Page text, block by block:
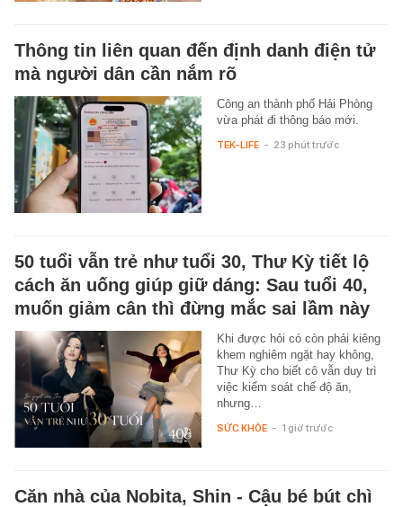
Thông tin liên quan đến định danh điện tử
mà người dân cần nắm rõ
Công an thành phố Hải Phòng
vừa phát đi thông báo mới.
TEK-LIFE - 23 phút trước
50 tuổi vẫn trẻ như tuổi 30, Thư Kỳ tiết lộ
cách ăn uống giúp giữ dáng: Sau tuổi 40,
muốn giảm cân thì đừng mắc sai lầm này
Khi được hỏi có còn phải kiêng
khem nghiêm ngặt hay không,
Thư Kỳ cho biết cô vẫn duy trì
việc kiểm soát chế độ ăn,
nhưng…
SỨC KHỎE - 1 giờ trước
Căn nhà của Nobita, Shin - Cậu bé bút chì